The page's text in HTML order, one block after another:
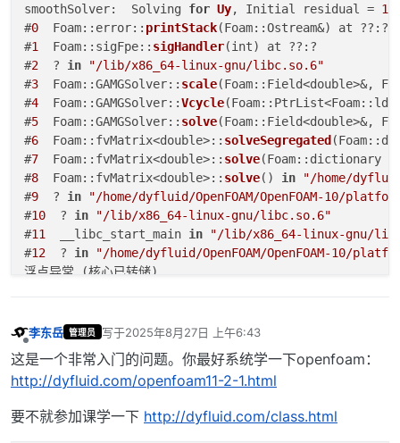
smoothSolver:  Solving for Uy, Initial residual = 1
#0
  Foam::error::
printStack(Foam::Ostream&) at ??:?
#1
  Foam::sigFpe::
sigHandler(int) at ??:?
#2
  ?
in
"/lib/x86_64-linux-gnu/libc.so.6"
#3
  Foam::GAMGSolver::
scale(Foam::Field<double>&,
#4
  Foam::GAMGSolver::
Vcycle
#5
  Foam::GAMGSolver::
solve(Foam::Field<double>&,
#6
  Foam::fvMatrix<double>::
solveSegregated
#7
  Foam::fvMatrix<double>::
solve(Foam::dictionary
#8
  Foam::fvMatrix<double>::
solve() in
"/home/
#9
  ?
in
"/home/dyfluid/OpenFOAM/OpenFOAM-10/
#10
  ?
in
"/lib/x86_64-linux-gnu/libc.so.6"
#11
  __libc_start_main
in
"/lib/x86_64-linux-gnu/
#12
  ?
in
"/home/dyfluid/OpenFOAM/OpenFOAM-10/
浮点异常 (核心已转储)
李东岳 管理员 写于2025年8月27日 上午6:43
最后由 编辑
这是一个非常入门的问题。你最好系统学一下openfoam：
http://dyfluid.com/openfoam11-2-1.html
要不就参加课学一下 http://dyfluid.com/class.html